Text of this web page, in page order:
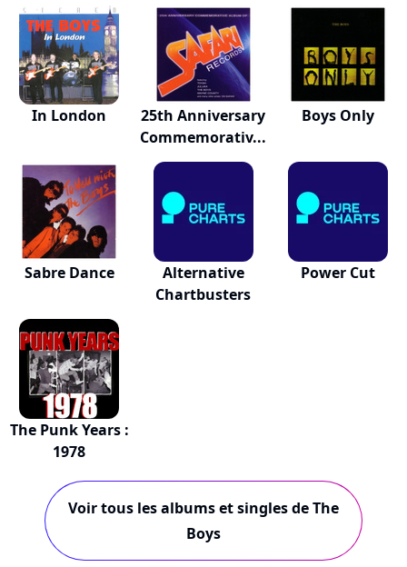
In London
25th Anniversary
Commemorativ...
Boys Only
Sabre Dance
Alternative
Chartbusters
Power Cut
The Punk Years :
1978
Voir tous les albums et singles de The
Boys